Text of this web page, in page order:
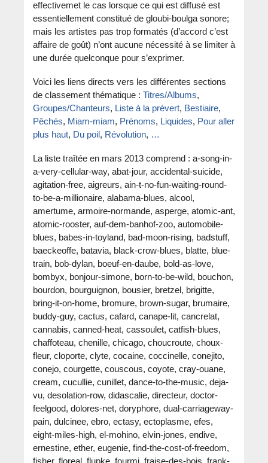
effectivemet le cas lorsque ce qui est diffusé est
essentiellement constitué de gloubi-boulga sonore;
mais les artistes pas trop formatés (d’accord c’est
affaire de goût) n’ont aucune nécessité à se limiter à
une durée quelconque pour s’exprimer.
Voici les liens directs vers les différentes sections
de classement thématique : Titres/Albums,
Groupes/Chanteurs, Liste à la prévert, Bestiaire,
Pêchés, Miam-miam, Prénoms, Liquides, Pour aller
plus haut, Du poil , Révolution, …
La liste traîtée en mars 2013 comprend : a-song-in-
a-very-cellular-way, abat-jour, accidental-suicide,
agitation-free, aigreurs, ain-t-no-fun-waiting-round-
to-be-a-millionaire, alabama-blues, alcool,
amertume, armoire-normande, asperge, atomic-ant,
atomic-rooster, auf-dem-banhof-zoo, automobile-
blues, babes-in-toyland, bad-moon-rising, badstuff,
baeckeoffe, batavia, black-crow-blues, blatte, blue-
train, bob-dylan, boeuf-en-daube, bold-as-love,
bombyx, bonjour-simone, born-to-be-wild, bouchon,
bourdon, bourguignon, bousier, bretzel, brigitte,
bring-it-on-home, bromure, brown-sugar, brumaire,
buddy-guy, cactus, cafard, canape-lit, cancrelat,
cannabis, canned-heat, cassoulet, catfish-blues,
chaffoteau, chenille, chicago, choucroute, choux-
fleur, cloporte, clyte, cocaine, coccinelle, conejito,
conejo, courgette, couscous, coyote, cray-ouane,
cream, cucullie, cunillet, dance-to-the-music, deja-
vu, desolation-row, didascalie, directeur, doctor-
feelgood, dolores-net, doryphore, dual-carriageway-
pain, dulcinee, ebro, ectasy, ectoplasme, efes,
eight-miles-high, el-mohino, elvin-jones, endive,
ernestine, ether, eugenie, find-the-cost-of-freedom,